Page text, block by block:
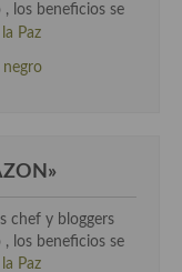
, los beneficios se
Paz
chef y bloggers
, los beneficios se
Paz